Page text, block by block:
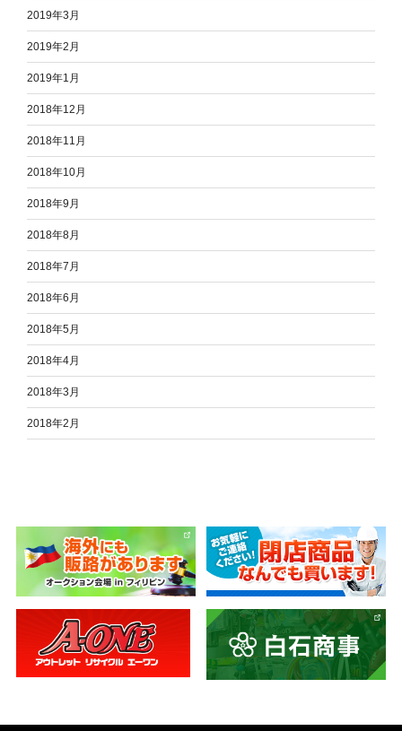
2019年3月
2019年2月
2019年1月
2018年12月
2018年11月
2018年10月
2018年9月
2018年8月
2018年7月
2018年6月
2018年5月
2018年4月
2018年3月
2018年2月